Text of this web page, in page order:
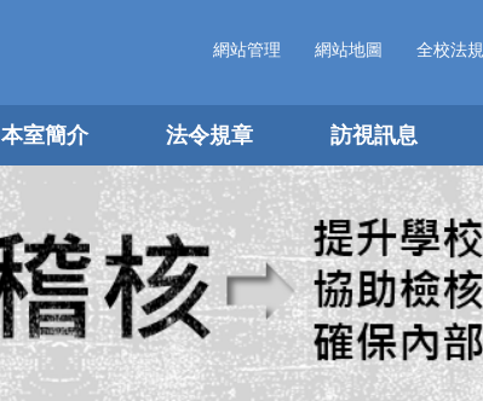
網站管理 網站地圖 全校法規
本室簡介 法令規章 訪視訊息